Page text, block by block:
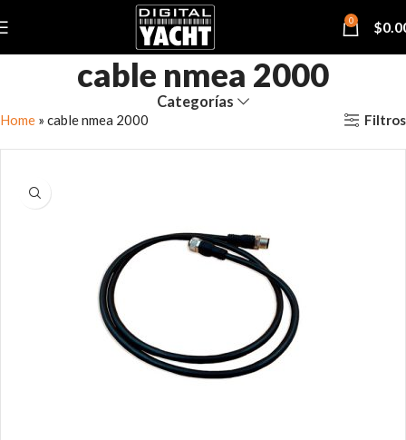
0 $
cable nmea 2000
Categorías
Home » cable nmea 2000 Filtros